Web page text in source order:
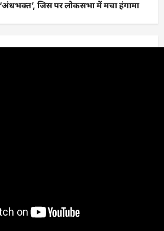
जिस पर लोकसभा में मचा हंगामा